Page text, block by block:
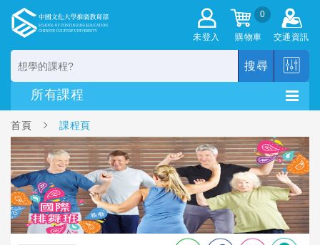
未登入
0
購物車 交通資訊
搜尋
首頁 課程頁